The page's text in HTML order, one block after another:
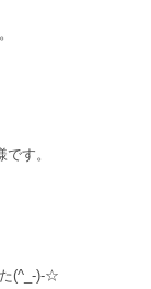
す。
(^_-)-☆